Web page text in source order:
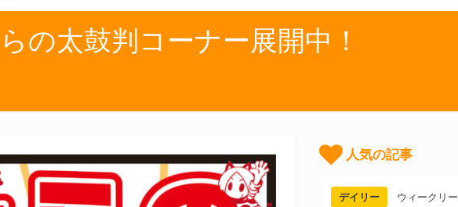
の太鼓判コーナー展開中！
人気の記事
デイリー ウィークリー